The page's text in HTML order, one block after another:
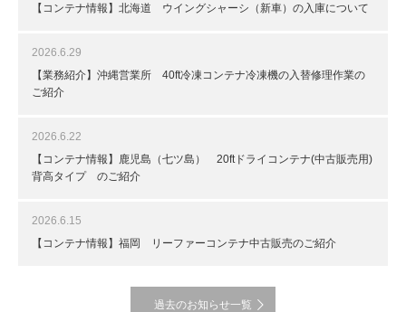
【コンテナ情報】北海道 ウイングシャーシ（新車）の入庫について
2026.6.29
【業務紹介】沖縄営業所 40ft冷凍コンテナ冷凍機の入替修理作業の
ご紹介
2026.6.22
【コンテナ情報】鹿児島（七ツ島） 20ftドライコンテナ(中古販売用)
背高タイプ のご紹介
2026.6.15
【コンテナ情報】福岡 リーファーコンテナ中古販売のご紹介
過去のお知らせ一覧